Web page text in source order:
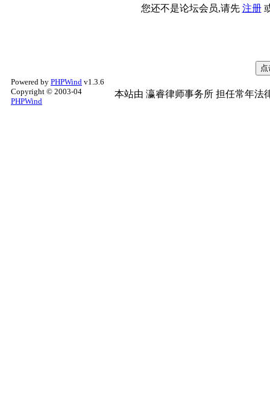
您还不是论坛会员,请先 注册
Powered by PHPWind v1.3.6
Copyright © 2003-04
PHPWind
本站由 瀛睿律师事务所 担任常年法